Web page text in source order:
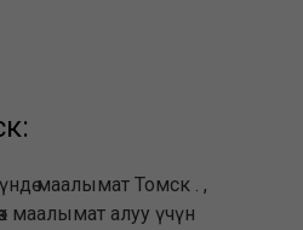
маалымат Томск . ,
маалымат алуу үчүн